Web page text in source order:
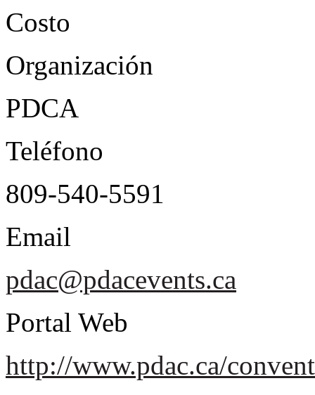
Costo
Organización
PDCA
Teléfono
809-540-5591
Email
pdac@pdacevents.ca
Portal Web
http://www.pdac.ca/